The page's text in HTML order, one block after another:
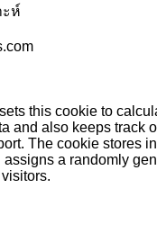
ะห์
this cookie to
and also keeps track
The cookie stores
a randomly